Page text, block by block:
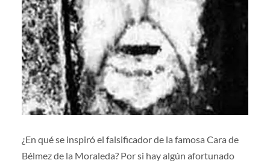
¿En qué se inspiró el falsificador de la famosa Cara de
Bélmez de la Moraleda? Por si hay algún afortunado